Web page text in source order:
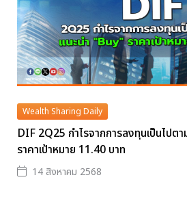
Wealth Sharing Daily
DIF 2Q25 กำไรจากการลงทุนเป็นไปต
ราคาเป้าหมาย 11.40 บาท
14 สิงหาคม 2568